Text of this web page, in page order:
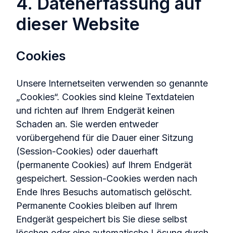
dieser Website
Cookies
Unsere Internetseiten verwenden so genannte
„Cookies“. Cookies sind kleine Textdateien
und richten auf Ihrem Endgerät keinen
Schaden an. Sie werden entweder
vorübergehend für die Dauer einer Sitzung
(Session-Cookies) oder dauerhaft
(permanente Cookies) auf Ihrem Endgerät
gespeichert. Session-Cookies werden nach
Ende Ihres Besuchs automatisch gelöscht.
Permanente Cookies bleiben auf Ihrem
Endgerät gespeichert bis Sie diese selbst